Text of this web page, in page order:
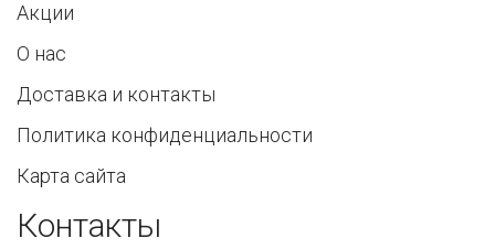
Акции
О нас
Доставка и контакты
Политика конфиденциальности
Карта сайта
Контакты